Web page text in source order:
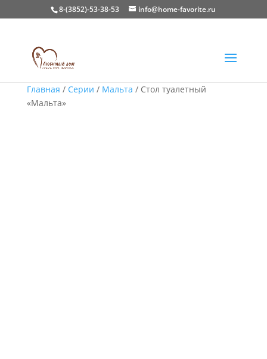
8-(3852)-53-38-53 info@home-favorite.ru
Главная / Серии / Мальта / Стол туалетный
«Мальта»